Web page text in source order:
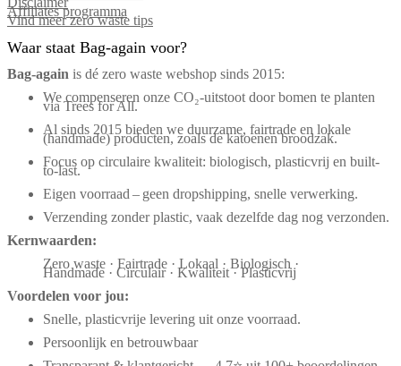
Affiliates programma
Vind meer zero waste tips
Waar staat Bag-again voor?
Bag‑again is dé zero waste webshop sinds 2015:
We compenseren onze CO₂-uitstoot door bomen te planten
via Trees for All.
Al sinds 2015 bieden we duurzame, fairtrade en lokale
(handmade) producten, zoals de katoenen broodzak.
Focus op circulaire kwaliteit: biologisch, plasticvrij en built-
to-last.
Eigen voorraad – geen dropshipping, snelle verwerking.
Verzending zonder plastic, vaak dezelfde dag nog verzonden.
Kernwaarden:
Zero waste · Fairtrade · Lokaal · Biologisch ·
Handmade · Circulair · Kwaliteit · Plasticvrij
Voordelen voor jou:
Snelle, plasticvrije levering uit onze voorraad.
Persoonlijk en betrouwbaar